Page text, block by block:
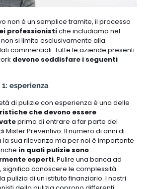
non è un semplice tramite, il processo
professionistiche includiamo nel
si limita esclusivamente alla
commerciali. Tutte le aziende presenti
devono soddisfare i seguenti
esperienza
di pulizie con esperienza è una delle
che devono essere
prima di entrare a far parte del
Mister Preventivo. Il numero di anni di
la sua rilevanza ma per noi è importante
in quali pulizie sono
esperti. Pulire una banca ad
significa conoscere le complessità
pulizia di un istituto finanziario. I nostri